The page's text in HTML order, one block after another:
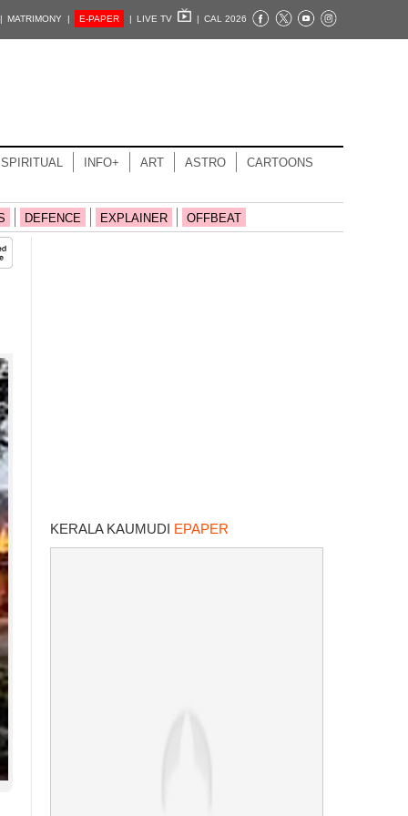
| MATRIMONY | E-PAPER | LIVE TV | CAL 2026
SPIRITUAL INFO+ ART ASTRO CARTOONS
DEFENCE EXPLAINER OFFBEAT
KERALA KAUMUDI EPAPER